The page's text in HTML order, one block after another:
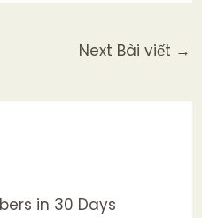
Next Bài viết →